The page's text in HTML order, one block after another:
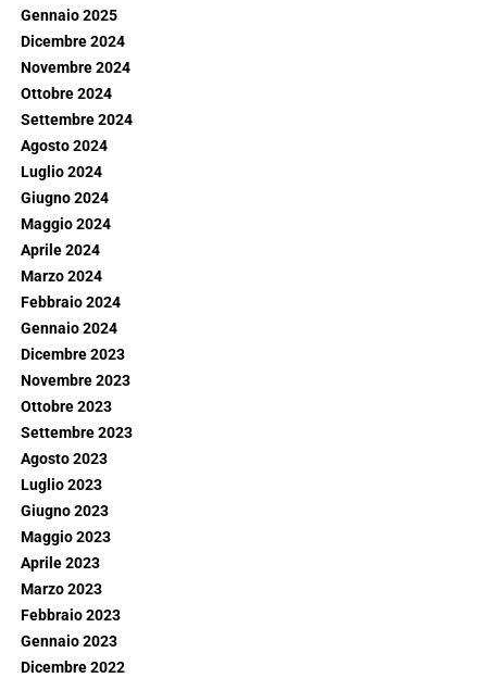
Gennaio 2025
Dicembre 2024
Novembre 2024
Ottobre 2024
Settembre 2024
Agosto 2024
Luglio 2024
Giugno 2024
Maggio 2024
Aprile 2024
Marzo 2024
Febbraio 2024
Gennaio 2024
Dicembre 2023
Novembre 2023
Ottobre 2023
Settembre 2023
Agosto 2023
Luglio 2023
Giugno 2023
Maggio 2023
Aprile 2023
Marzo 2023
Febbraio 2023
Gennaio 2023
Dicembre 2022